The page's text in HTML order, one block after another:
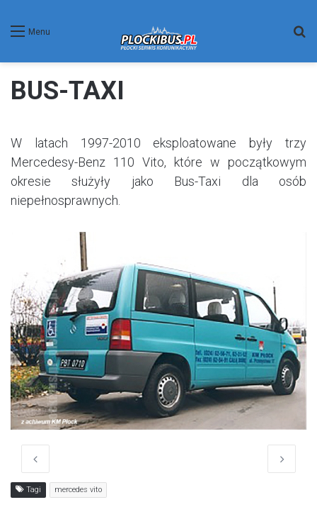
Menu
BUS-TAXI
W latach 1997-2010 eksploatowane były trzy
Mercedesy-Benz 110 Vito, które w początkowym
okresie służyły jako Bus-Taxi dla osób
niepełnosprawnych.
Tagi mercedes vito